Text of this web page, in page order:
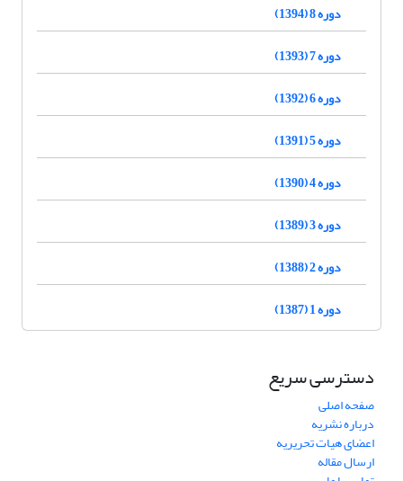
دوره 8 (1394)
دوره 7 (1393)
دوره 6 (1392)
دوره 5 (1391)
دوره 4 (1390)
دوره 3 (1389)
دوره 2 (1388)
دوره 1 (1387)
دسترسی سریع
صفحه اصلی
درباره نشریه
اعضای هیات تحریریه
ارسال مقاله